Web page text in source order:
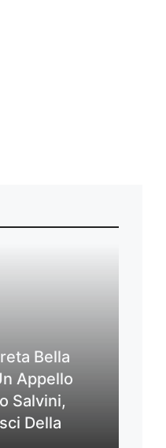
Bella
Appello
Salvini,
Della